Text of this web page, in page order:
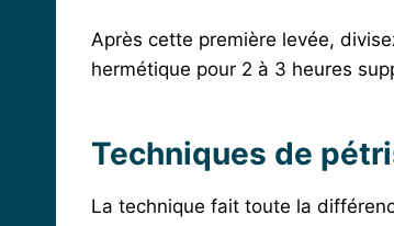
Après cette première levée,
hermétique pour 2 à 3 heures
Techniques de
La technique fait toute la